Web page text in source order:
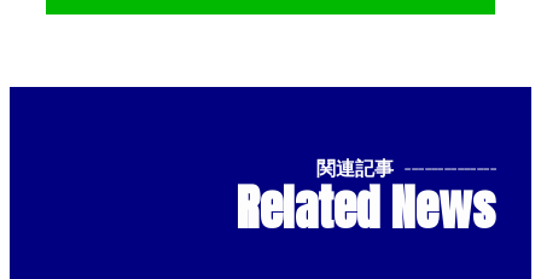
関連記事 --------------
Related News